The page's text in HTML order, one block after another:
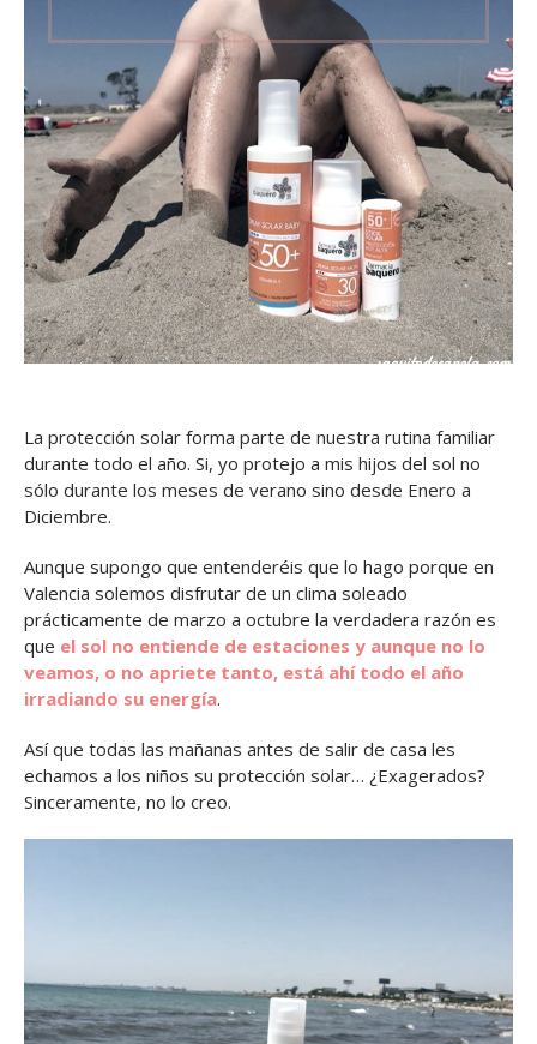
La protección solar forma parte de nuestra rutina familiar
durante todo el año. Si, yo protejo a mis hijos del sol no
sólo durante los meses de verano sino desde Enero a
Diciembre.
Aunque supongo que entenderéis que lo hago porque en
Valencia solemos disfrutar de un clima soleado
prácticamente de marzo a octubre la verdadera razón es
que el sol no entiende de estaciones y aunque no lo
veamos, o no apriete tanto, está ahí todo el año
irradiando su energía.
Así que todas las mañanas antes de salir de casa les
echamos a los niños su protección solar… ¿Exagerados?
Sinceramente, no lo creo.